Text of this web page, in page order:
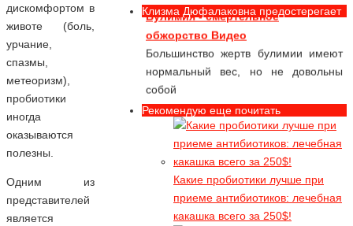
дискомфортом в
животе (боль,
урчание,
спазмы,
метеоризм),
пробиотики
иногда
оказываются
полезны.
Одним из
представителей
является
Клизма Дюфалаковна предостерегает
Булимия - смертельное
обжорство Видео
Большинство жертв булимии имеют
нормальный вес, но не довольны
собой
Как похудеть до анорексии? Или
съешь себя... Видео
Как съесть себя заживо
Алла Пугачева и ее диета с
активированным углем. Видео в
Рекомендую еще почитать
Какие пробиотики лучше при
приеме антибиотиков: лечебная
какашка всего за 250$!